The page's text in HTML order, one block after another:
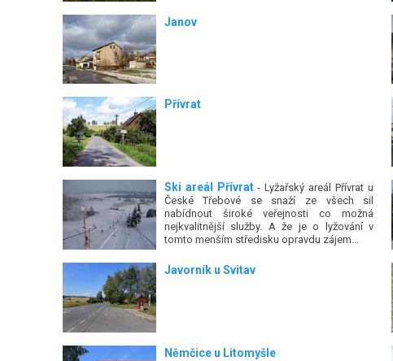
Janov
Přívrat
Ski areál Přívrat- Lyžařský areál Přívrat u
České Třebové se snaží ze všech sil
nabídnout široké veřejnosti co možná
nejkvalitnější služby. A že je o lyžování v
tomto menším středisku opravdu zájem...
Javorník u Svitav
Němčice u Litomyšle